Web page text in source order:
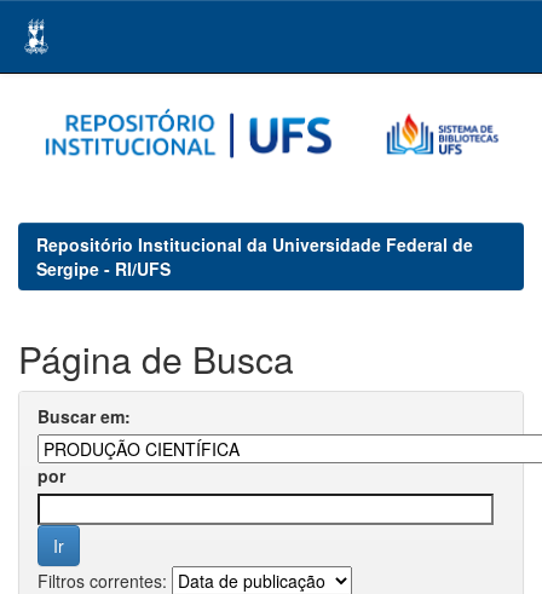
navigation
Repositório Institucional da Universidade Federal de
Sergipe - RI/UFS
Página de Busca
Buscar em:
por
Filtros correntes: